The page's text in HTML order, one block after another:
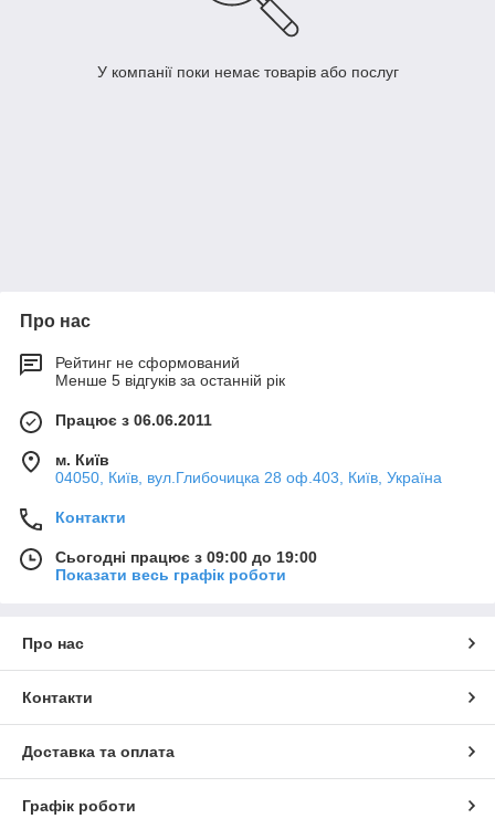
У компанії поки немає товарів або послуг
Про нас
Рейтинг не сформований
Менше 5 відгуків за останній рік
Працює з 06.06.2011
м. Київ
04050, Київ, вул.Глибочицка 28 оф.403, Київ, Україна
Контакти
Сьогодні працює з 09:00 до 19:00
Показати весь графік роботи
Про нас
Контакти
Доставка та оплата
Графік роботи